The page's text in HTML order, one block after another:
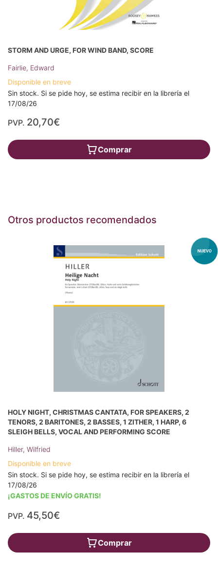
STORM AND URGE, FOR WIND BAND, SCORE
Fairlie, Edward
Disponible en breve
Sin stock. Si se pide hoy, se estima recibir en la librería el
17/08/26
PVP. 20,70€
Comprar
Otros productos recomendados
HOLY NIGHT, CHRISTMAS CANTATA, FOR SPEAKERS, 2
TENORS, 2 BARITONES, 2 BASSES, 1 ZITHER, 1 HARP, 6
SLEIGH BELLS, VOCAL AND PERFORMING SCORE
Hiller, Wilfried
Disponible en breve
Sin stock. Si se pide hoy, se estima recibir en la librería el
17/08/26
¡GASTOS DE ENVÍO GRATIS!
PVP. 45,50€
Comprar